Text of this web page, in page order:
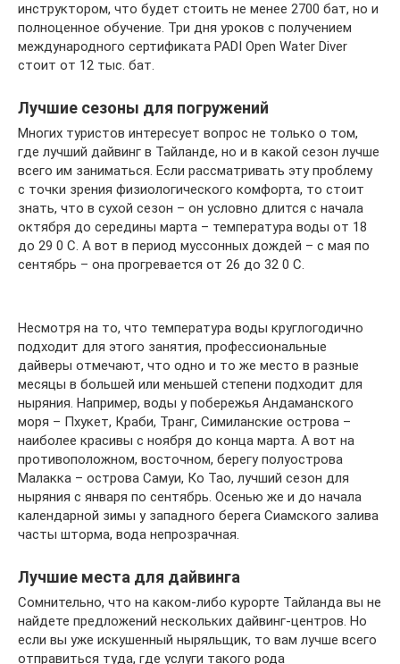
инструктором, что будет стоить не менее 2700 бат, но и
полноценное обучение. Три дня уроков с получением
международного сертификата PADI Open Water Diver
стоит от 12 тыс. бат.
Лучшие сезоны для погружений
Многих туристов интересует вопрос не только о том,
где лучший дайвинг в Тайланде, но и в какой сезон лучше
всего им заниматься. Если рассматривать эту проблему
с точки зрения физиологического комфорта, то стоит
знать, что в сухой сезон – он условно длится с начала
октября до середины марта – температура воды от 18
до 29 0 С. А вот в период муссонных дождей – с мая по
сентябрь – она прогревается от 26 до 32 0 С.
Несмотря на то, что температура воды круглогодично
подходит для этого занятия, профессиональные
дайверы отмечают, что одно и то же место в разные
месяцы в большей или меньшей степени подходит для
ныряния. Например, воды у побережья Андаманского
моря – Пхукет, Краби, Транг, Симиланские острова –
наиболее красивы с ноября до конца марта. А вот на
противоположном, восточном, берегу полуострова
Малакка – острова Самуи, Ко Тао, лучший сезон для
ныряния с января по сентябрь. Осенью же и до начала
календарной зимы у западного берега Сиамского залива
часты шторма, вода непрозрачная.
Лучшие места для дайвинга
Сомнительно, что на каком-либо курорте Тайланда вы не
найдете предложений нескольких дайвинг-центров. Но
если вы уже искушенный ныряльщик, то вам лучше всего
отправиться туда, где услуги такого рода